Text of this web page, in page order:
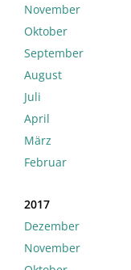
November
Oktober
September
August
Juli
April
März
Februar
2017
Dezember
November